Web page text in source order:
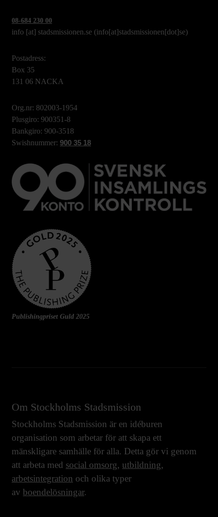
08-684 230 00
info [at] stadsmissionen.se (info[at]stadsmissionen[dot]se)
Postadress:
Box 35
131 06 NACKA
Org.nr: 802003-1954
Plusgiro: 900351-8
Bankgiro: 900-3518
Swishnummer: 900 35 18
Publishingpriset Guld 2025
Om Stockholms Stadsmission
Stockholms Stadsmission är en idéburen
organisation som arbetar för att skapa ett
mänskligare samhälle för alla. Detta gör vi genom
att arbeta med social omsorg, utbildning,
arbetsintegration och olika typer
av boendelösningar.